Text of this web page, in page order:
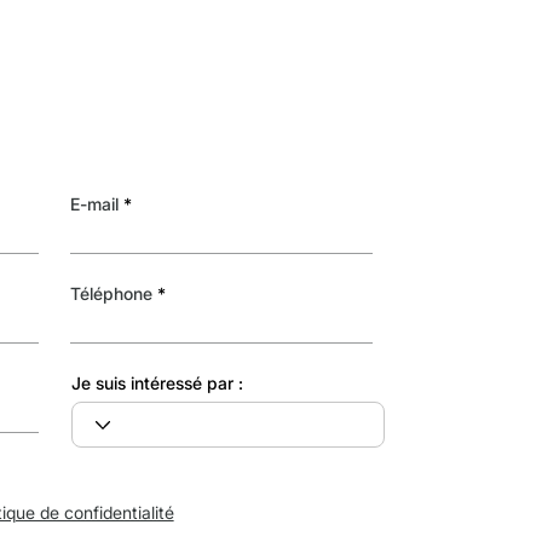
E-mail
Téléphone
Je suis intéressé par :
de confidentialité